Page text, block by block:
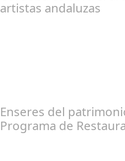
artistas andaluzas
Enseres del
Programa de